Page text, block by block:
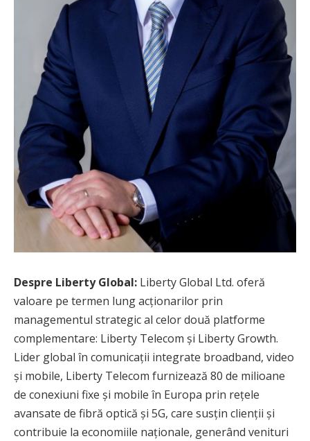
Despre Liberty Global: Liberty Global Ltd. oferă
valoare pe termen lung acționarilor prin
managementul strategic al celor două platforme
complementare: Liberty Telecom și Liberty Growth.
Lider global în comunicații integrate broadband, video
și mobile, Liberty Telecom furnizează 80 de milioane
de conexiuni fixe și mobile în Europa prin rețele
avansate de fibră optică și 5G, care susțin clienții și
contribuie la economiile naționale, generând venituri